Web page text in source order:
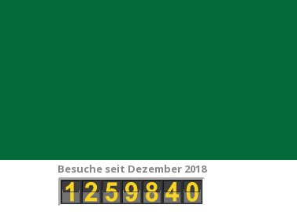
Besuche seit Dezember 2018